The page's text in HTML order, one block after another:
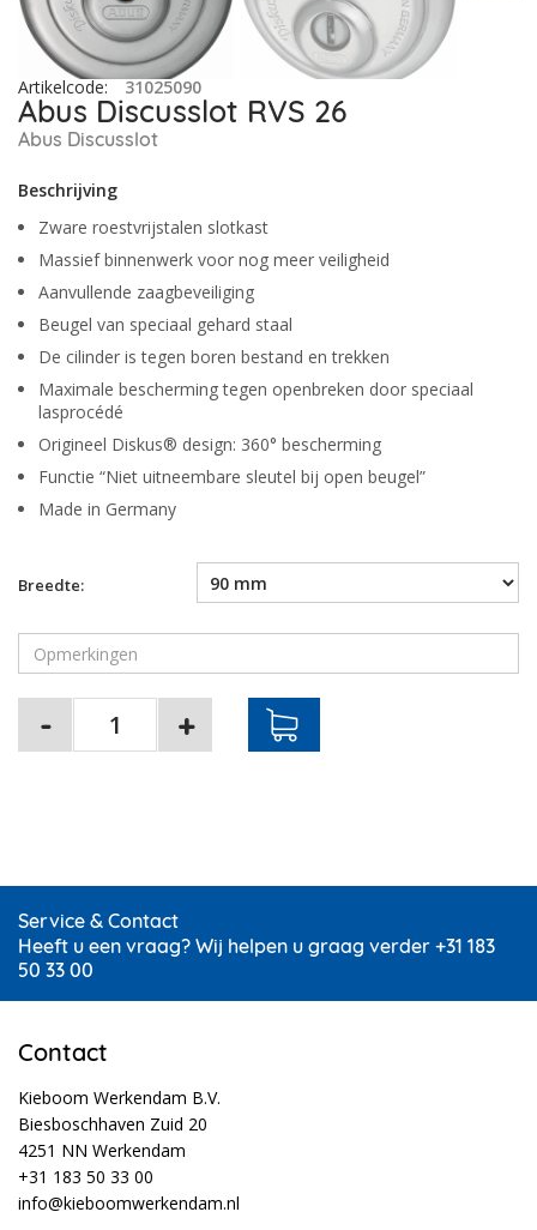
Artikelcode: 31025090
Abus Discusslot RVS 26
Abus Discusslot
Beschrijving
Zware roestvrijstalen slotkast
Massief binnenwerk voor nog meer veiligheid
Aanvullende zaagbeveiliging
Beugel van speciaal gehard staal
De cilinder is tegen boren bestand en trekken
Maximale bescherming tegen openbreken door speciaal
lasprocédé
Origineel Diskus® design: 360° bescherming
Functie “Niet uitneembare sleutel bij open beugel”
Made in Germany
Breedte:
Service & Contact
Heeft u een vraag? Wij helpen u graag verder +31 183
50 33 00
Contact
Kieboom Werkendam B.V.
Biesboschhaven Zuid 20
4251 NN Werkendam
+31 183 50 33 00
info@kieboomwerkendam.nl